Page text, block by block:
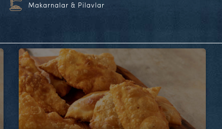
Makarnalar & Pilavlar